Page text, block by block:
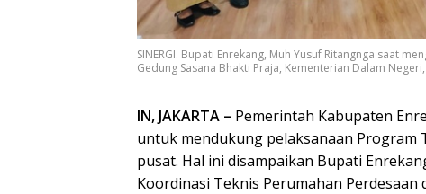
SINERGI. Bupati Enrekang, Muh Yusuf Ritangnga saat
Gedung Sasana Bhakti Praja, Kementerian Dalam
IN, JAKARTA – Pemerintah Kabupaten
untuk mendukung pelaksanaan Program
pusat. Hal ini disampaikan Bupati
Koordinasi Teknis Perumahan Perdesaan